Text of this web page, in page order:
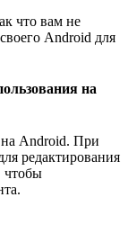
что вам не
Android для
на
на Android. При
редактирования
чтобы